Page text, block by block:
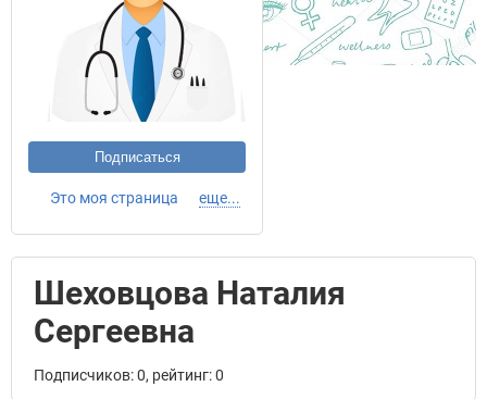
Подписаться
Это моя страница еще...
Шеховцова Наталия
Сергеевна
Подписчиков: 0, рейтинг: 0